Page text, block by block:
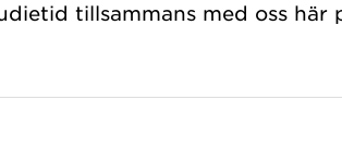
tillsammans med oss här